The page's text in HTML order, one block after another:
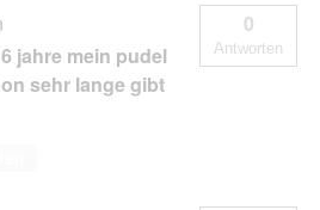
jahre mein pudel
sehr lange gibt
0
Antworten